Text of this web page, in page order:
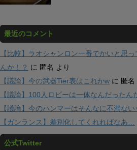
最近のコメント
【比較】ラオシャンロン一番でかいと思
んか！？ に 匿名 より
【議論】今の武器Tier表はこれかw に 匿名
【議論】100人ロビーは一体なんだったん
【議論】今のハンマーはそんなに不満ない
【ガンランス】差別化してくれればなあ…
公式Twitter